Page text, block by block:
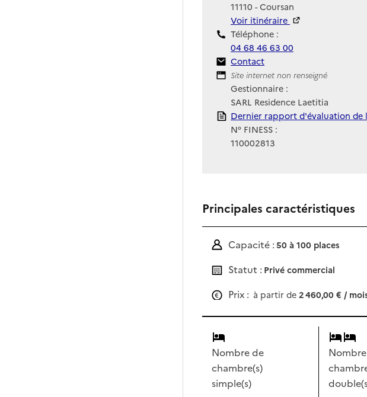
11110 - Coursan
Voir itinéraire
Téléphone :
04 68 46 63 00
Contact
Contact
Site Internet
Site internet non renseigné
Gestionnaire :
SARL Residence Laetitia
Rapport HAS
Dernier rapport d'évaluation de
N° FINESS :
110002813
Principales caractéristiques
Capacité : 50 à 100 places
Statut : Privé commercial
Prix : à partir de 2 460,00 € /
Nombre de
chambre(s)
simple(s)